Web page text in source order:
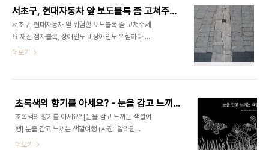
ㅇ 비데'가 놓였다. (사장님께 ㅇㅇ 해달라고 해준 적
도 없는데!.. ^^) 뭐, 우리집에 있는 것과 크게 다르지
않았지만, 그래도 별 기능이 있나 싶어서 설명서를 보
다가... "뜨아" 하고 말았다. 그 이유는... 버튼에 '세
정, 비데' 이렇게 두가지가 있는데, 나는 당연히 뒷처
러서 사용했다. 그런데 참.. 불편했다고 앞에서 말한
서초구, 현대자동차 앞 보도블록 좀 고쳐주세요!
서초구, 현대자동차 앞 위험한 보드블록 좀 고쳐주세
요 깨진 점자블록, 장애인도 비장애인도 위험하다 길
위에 또 다른 길이 있습니다. 눈이 안보이거나 불편한
을 점자블록이라고 부릅니다. 물론, 이렇게 어처구니
없이 설치해서 문제가 되기도 합니다. 참고글 : 점자
블록, 조금만 옮겨주세요 - 제대로 일을 하고 싶어요
http://media.hangulo.net/467 서초구 현대
자동차 앞 길의 깨진 보도블록은 작년부터 여러번 지
더보기
초록색의 향기를 아세요? - 눈을 감고 느끼는 색깔여행
초록색의 향기를 아세요? [눈을 감고 느끼는 색깔여
행] 눈을 감고 느끼는 색깔여행 (사진=알라딘
www.aladin.co.kr) 색깔이 전혀 없는 색깔에 대한
더보기